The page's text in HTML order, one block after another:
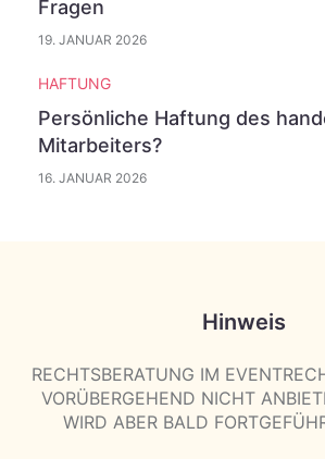
Fragen
19. JANUAR 2026
HAFTUNG
Persönliche Haftung des
Mitarbeiters?
16. JANUAR 2026
Hinweis
RECHTSBERATUNG IM
VORÜBERGEHEND NICHT
WIRD ABER BALD